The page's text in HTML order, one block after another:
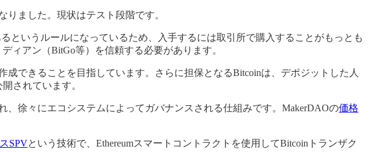
りました。現状はテスト段階です。
というルールになっているため、入手するには取引所で購入することがもっとも
ィアン（BitGo等）を信頼する必要があります。
できることを目指しています。さらに担保となるBitcoinは、デポジットした人
開されています。
徐々にエコシステムによってガバナンスされる仕組みです。MakerDAOの価格
SPVという技術で、Ethereumスマートコントラクトを使用してBitcoinトランザク